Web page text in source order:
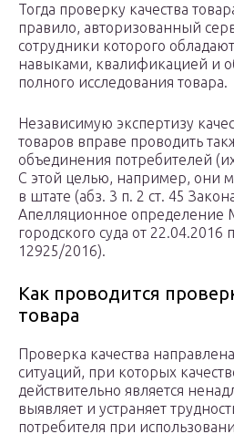
Тогда проверку качества
правило, авторизованный
сотрудники которого
навыками, квалификацией и
полного исследования товара.
Независимую экспертизу
товаров вправе проводить
объединения потребителей
С этой целью, например, они
в штате (абз. 3 п. 2 ст. 45
Апелляционное определение
городского суда от 22.04.2016
12925/2016).
Как проводится
товара
Проверка качества
ситуаций, при которых
действительно является
выявляет и устраняет
потребителя при